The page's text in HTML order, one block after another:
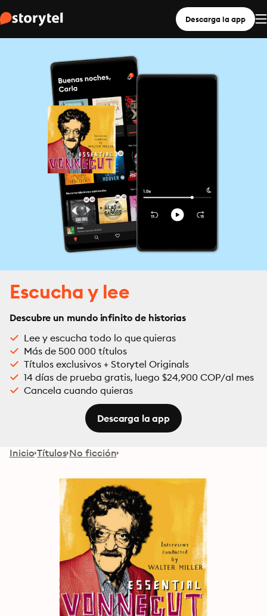
Descarga la app
Escucha y lee
Descubre un mundo infinito de historias
Lee y escucha todo lo que quieras
Más de 500 000 títulos
Títulos exclusivos + Storytel Originals
14 días de prueba gratis, luego $24,900 COP/al mes
Cancela cuando quieras
Descarga la app
Inicio Títulos No ficción